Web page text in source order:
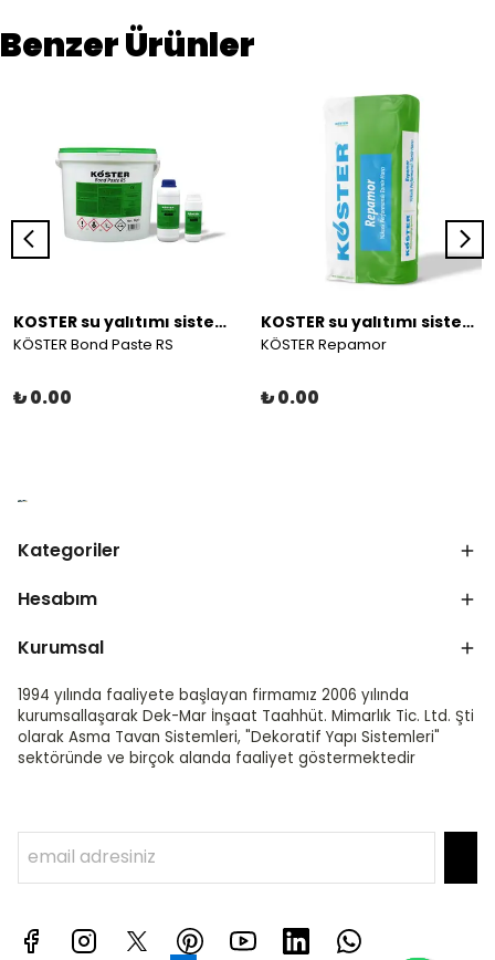
Benzer Ürünler
KOSTER su yalıtımı sistemleri
KÖSTER Bond Paste RS
₺ 0.00
KOSTER su yalıtımı sistemleri
KÖSTER Repamor
₺ 0.00
Kategoriler
Hesabım
Kurumsal
1994 yılında faaliyete başlayan firmamız 2006 yılında
kurumsallaşarak Dek-Mar İnşaat Taahhüt. Mimarlık Tic. Ltd. Şti
olarak Asma Tavan Sistemleri, "Dekoratif Yapı Sistemleri"
sektöründe ve birçok alanda faaliyet göstermektedir